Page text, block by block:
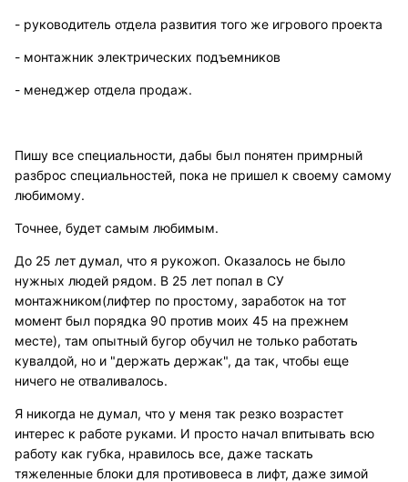
- руководитель отдела развития того же игрового проекта
- монтажник электрических подъемников
- менеджер отдела продаж.
Пишу все специальности, дабы был понятен примрный
разброс специальностей, пока не пришел к своему самому
любимому.
Точнее, будет самым любимым.
До 25 лет думал, что я рукожоп. Оказалось не было
нужных людей рядом. В 25 лет попал в СУ
монтажником(лифтер по простому, заработок на тот
момент был порядка 90 против моих 45 на прежнем
месте), там опытный бугор обучил не только работать
кувалдой, но и "держать держак", да так, чтобы еще
ничего не отваливалось.
Я никогда не думал, что у меня так резко возрастет
интерес к работе руками. И просто начал впитывать всю
работу как губка, нравилось все, даже таскать
тяжеленные блоки для противовеса в лифт, даже зимой